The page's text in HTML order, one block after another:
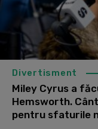
Divertisment
Miley Cyrus a
Hemsworth.
pentru sfaturile